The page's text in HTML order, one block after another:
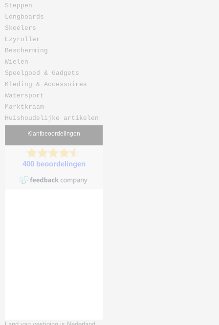
Steppen
Longboards
Skeelers
Ezyroller
Bescherming
Wielen
Speelgoed & Gadgets
Kleding & Accessoires
Watersport
Marktkraam
Huishoudelijke artikelen